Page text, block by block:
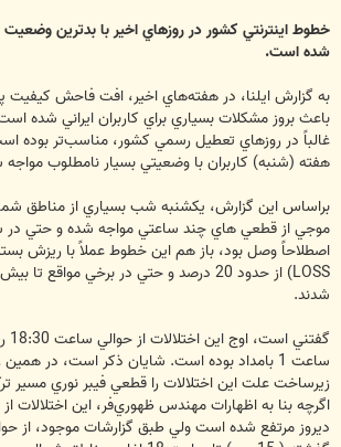
خطوط اينترنتي کشور در روزهاي اخير با بدترين
شده است.
به گزارش ايلنا، در هفته‌‏هاي اخير، افت فاحش کيفيت
باعث بروز مشکلات بسياري براي کاربران ايراني شده
غالباً در روزهاي تعطيل رسمي کشور، مناسب‌‏تر بوده
هفته (شنبه) کاربران با وضعيتي بسيار نامطلوب مواجه
براساس اين گزارش، يکشنبه شب بسياري از مناطق
موجي از قطعي هاي چند ساعتي مواجه شده و حتي در
شدند.
ساعت 1 بامداد بوده است. شايان ذکر است، در
زيرساخت علت اين اختلالات را قطعي فيبر نوري مسير